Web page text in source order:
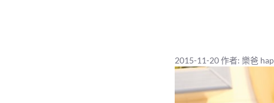
2015-11-20作者: 樂爸